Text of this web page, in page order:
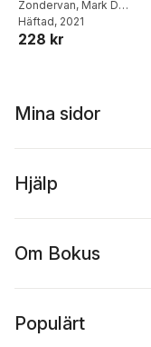
Zondervan, Mark D
Janzen
Häftad, 2021
228 kr
Mina sidor
Hjälp
Om Bokus
Populärt